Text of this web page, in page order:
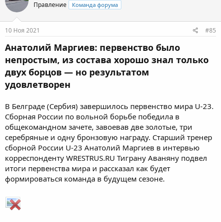
Правление Команда форума
10 Ноя 2021 #85
Анатолий Маргиев: первенство было
непростым, из состава хорошо знал только
двух борцов — но результатом
удовлетворен
В Белграде (Сербия) завершилось первенство мира U-23.
Сборная России по вольной борьбе победила в
общекомандном зачете, завоевав две золотые, три
серебряные и одну бронзовую награду. Старший тренер
сборной России U-23 Анатолий Маргиев в интервью
корреспонденту WRESTRUS.RU Тиграну Аваняну подвел
итоги первенства мира и рассказал как будет
формироваться команда в будущем сезоне.